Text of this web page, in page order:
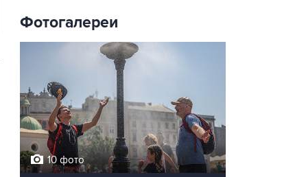
Фотогалереи
10 фото